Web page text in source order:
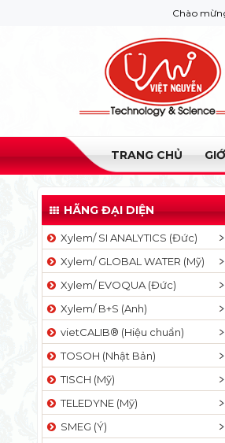
Chào mừng bạn
TRANG CHỦ
HÃNG ĐẠI DIỆN
Xylem/ SI ANALYTICS (Đức)
Xylem/ GLOBAL WATER (Mỹ)
Xylem/ EVOQUA (Đức)
Xylem/ B+S (Anh)
vietCALIB® (Hiệu chuẩn)
TOSOH (Nhật Bản)
TISCH (Mỹ)
TELEDYNE (Mỹ)
SMEG (Ý)